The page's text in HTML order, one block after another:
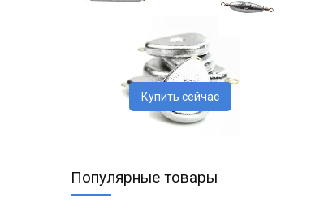
Купить сейчас
Популярные товары